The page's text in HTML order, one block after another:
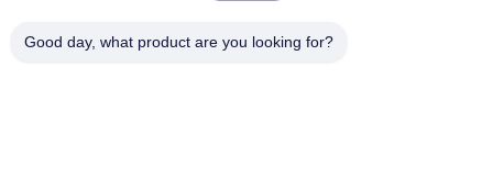
Good day, what product are you looking for?